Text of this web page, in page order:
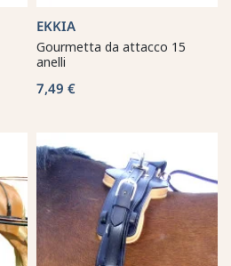
EKKIA
Gourmetta da attacco 15
anelli
7,49 €